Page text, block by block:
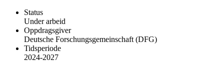
Status
Under arbeid
Oppdragsgiver
Deutsche Forschungsgemeinschaft (DFG)
Tidsperiode
2024-2027